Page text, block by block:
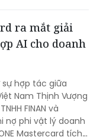
thiếu thốn?
ra mắt giải
AI cho doanh
hợp tác giữa
Nam Thịnh Vượng
FINAN và
nợ phi vật lý doanh
Mastercard tích